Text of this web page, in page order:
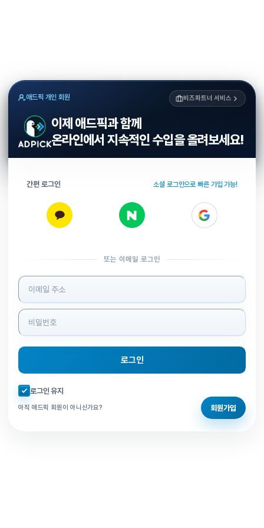
애드픽 개인 회원 비즈파트너 서비스
이제 애드픽과 함께
온라인에서 지속적인 수입을 올려보세요!
간편 로그인 소셜 로그인으로 빠른 가입 가능!
또는 이메일 로그인
로그인 정보 입력
로그인
자동로그인 체크
로그인 유지
아직 애드픽 회원이 아니신가요? 회원가입